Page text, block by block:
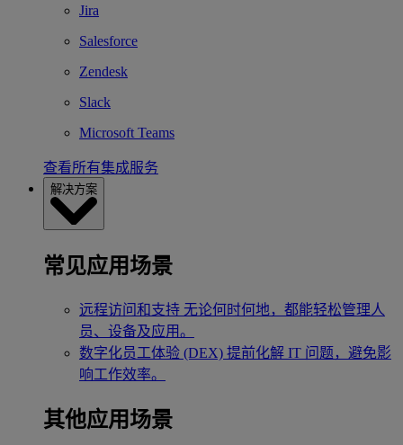
Jira
Salesforce
Zendesk
Slack
Microsoft Teams
查看所有集成服务
解决方案
常见应用场景
远程访问和支持 无论何时何地，都能轻松管理人
员、设备及应用。
数字化员工体验 (DEX) 提前化解 IT 问题，避免影
响工作效率。
其他应用场景